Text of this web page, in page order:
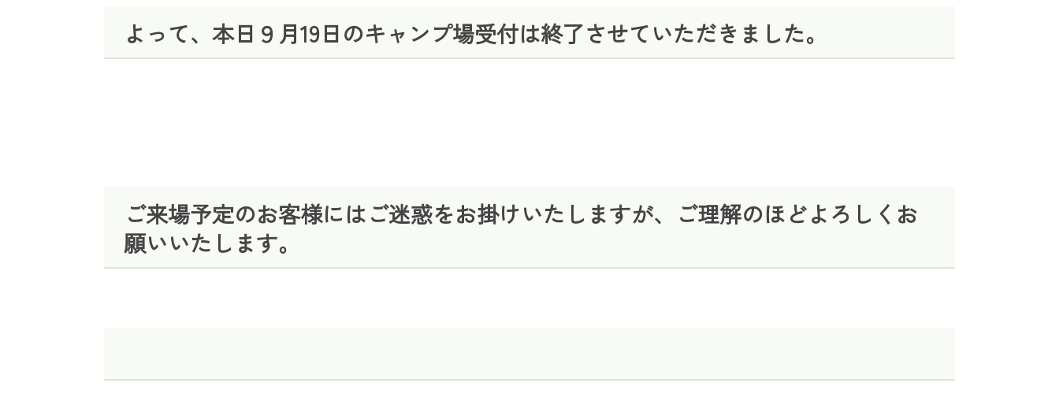
よって、本日９月19日のキャンプ場受付は終了させていただきました。
ご来場予定のお客様にはご迷惑をお掛けいたしますが、ご理解のほどよろしくお
願いいたします。